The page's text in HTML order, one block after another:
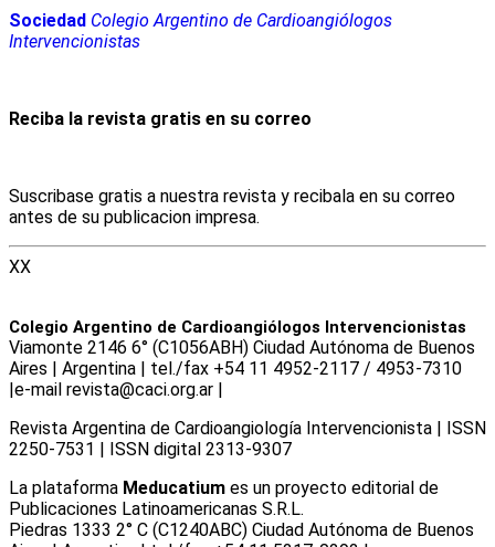
Sociedad Colegio Argentino de Cardioangiólogos
Intervencionistas
Reciba la revista gratis en su correo
Suscribase gratis a nuestra revista y recibala en su correo
antes de su publicacion impresa.
XX
Colegio Argentino de Cardioangiólogos Intervencionistas
Viamonte 2146 6° (C1056ABH) Ciudad Autónoma de Buenos
Aires | Argentina | tel./fax +54 11 4952-2117 / 4953-7310
|e-mail revista@caci.org.ar |
Revista Argentina de Cardioangiologí­a Intervencionista | ISSN
2250-7531 | ISSN digital 2313-9307
La plataforma Meducatium es un proyecto editorial de
Publicaciones Latinoamericanas S.R.L.
Piedras 1333 2° C (C1240ABC) Ciudad Autónoma de Buenos